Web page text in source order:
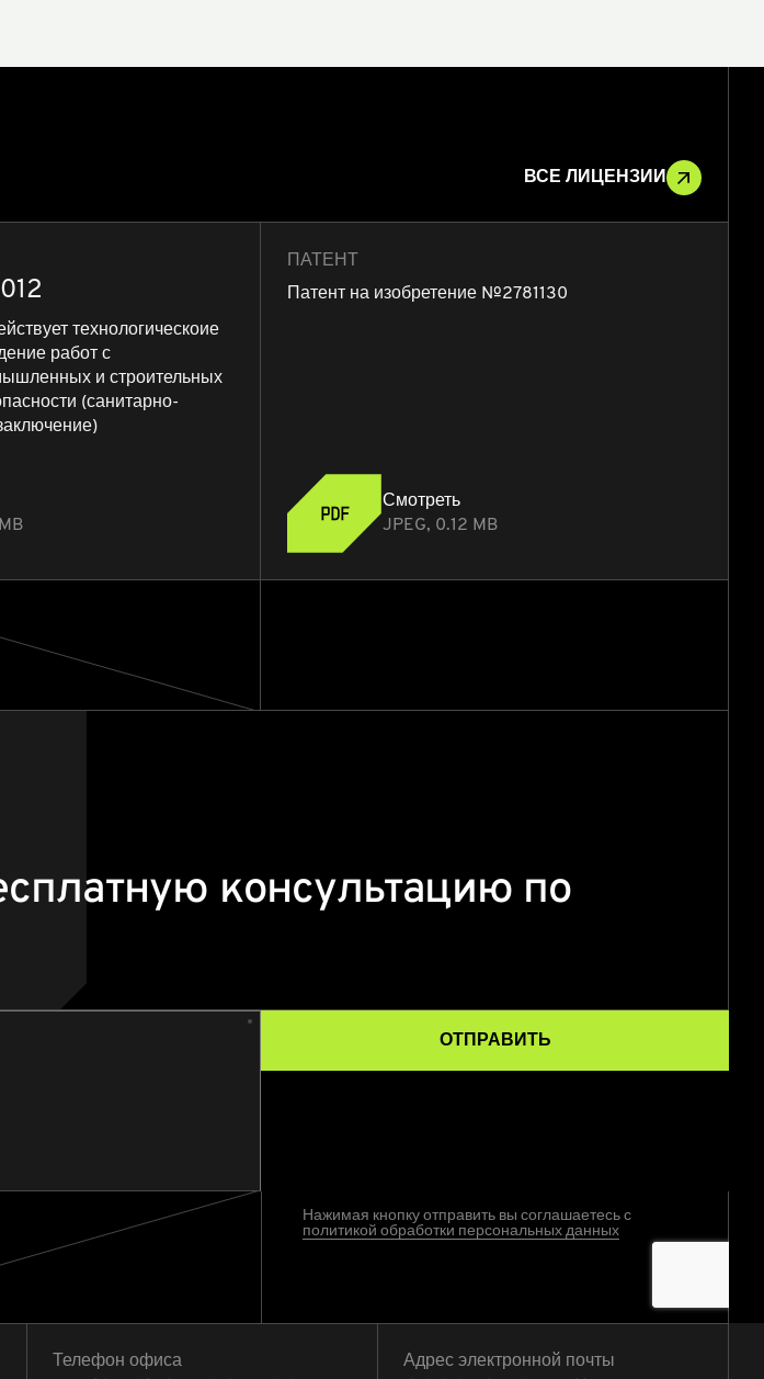
ВСЕ ЛИЦЕНЗИИ
технологическоие
работ с
и строительных
(санитарно-
ПАТЕНТ
Патент на изобретение №2781130
Смотреть
JPEG, 0.12 MB
консультацию по
ОТПРАВИТЬ
Нажимая кнопку отправить вы соглашаетесь с
политикой обработки персональных данных
Телефон офиса Адрес электронной почты